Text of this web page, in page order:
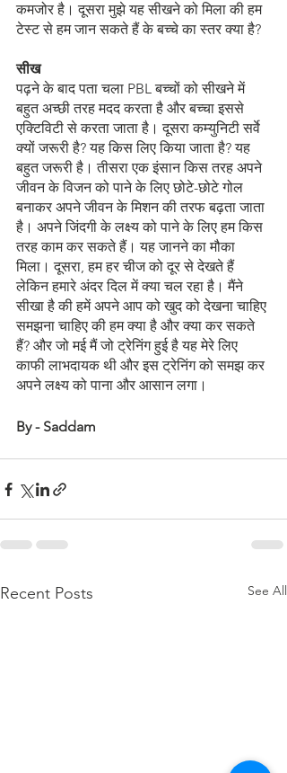
कमजोर है। दूसरा मुझे यह सीखने को मिला की हम
टेस्ट से हम जान सकते हैं के बच्चे का स्तर क्या है?
सीख
पढ़ने के बाद पता चला PBL बच्चों को सीखने में
बहुत अच्छी तरह मदद करता है और बच्चा इससे
एक्टिविटी से करता जाता है। दूसरा कम्युनिटी सर्वे
क्यों जरूरी है? यह किस लिए किया जाता है? यह
बहुत जरूरी है। तीसरा एक इंसान किस तरह अपने
जीवन के विजन को पाने के लिए छोटे-छोटे गोल
बनाकर अपने जीवन के मिशन की तरफ बढ़ता जाता
है। अपने जिंदगी के लक्ष्य को पाने के लिए हम किस
तरह काम कर सकते हैं। यह जानने का मौका
मिला। दूसरा, हम हर चीज को दूर से देखते हैं
लेकिन हमारे अंदर दिल में क्या चल रहा है। मैंने
सीखा है की हमें अपने आप को खुद को देखना चाहिए
समझना चाहिए की हम क्या है और क्या कर सकते
हैं? और जो मई मैं जो ट्रेनिंग हुई है यह मेरे लिए
काफी लाभदायक थी और इस ट्रेनिंग को समझ कर
अपने लक्ष्य को पाना और आसान लगा।
By - Saddam
Recent Posts See All